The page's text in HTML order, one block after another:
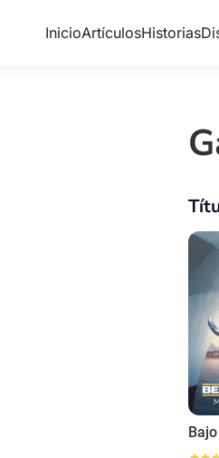
InicioArtículosHistorias